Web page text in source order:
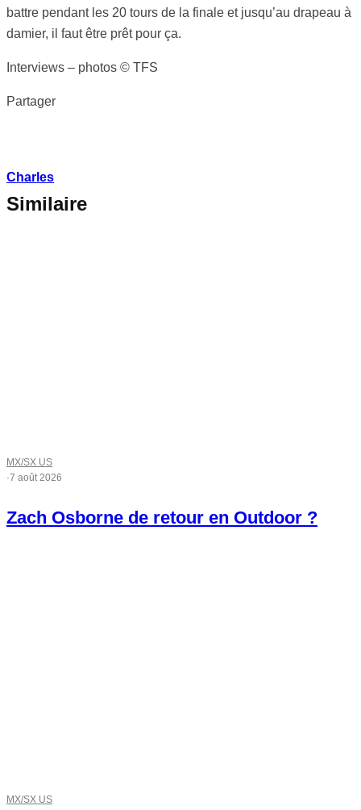
battre pendant les 20 tours de la finale et jusqu’au drapeau à
damier, il faut être prêt pour ça.
Interviews – photos © TFS
Partager
Charles
Similaire
MX/SX US
·7 août 2026
Zach Osborne de retour en Outdoor ?
MX/SX US